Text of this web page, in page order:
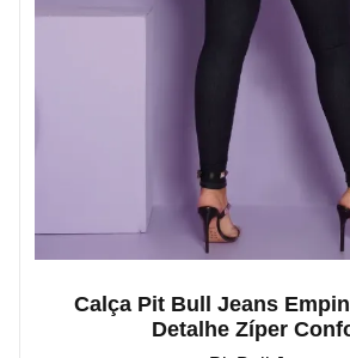
Calça Pit Bull Jeans
Detalhe Zíper